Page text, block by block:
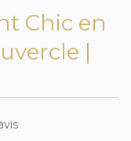
Chic en
|